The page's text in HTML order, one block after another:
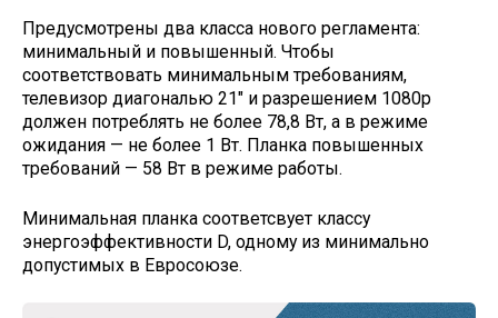
Предусмотрены два класса нового регламента:
минимальный и повышенный. Чтобы
соответствовать минимальным требованиям,
телевизор диагональю 21" и разрешением 1080p
должен потреблять не более 78,8 Вт, а в режиме
ожидания — не более 1 Вт. Планка повышенных
требований — 58 Вт в режиме работы.
Минимальная планка соответсвует классу
энергоэффективности D, одному из минимально
допустимых в Евросоюзе.